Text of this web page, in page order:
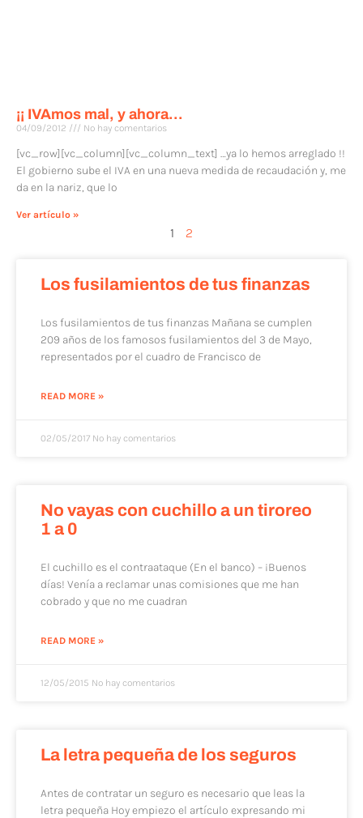
¡¡ IVAmos mal, y ahora…
04/09/2012 No hay comentarios
[vc_row][vc_column][vc_column_text] …ya lo hemos arreglado !!
El gobierno sube el IVA en una nueva medida de recaudación y, me
da en la nariz, que lo
Ver artículo »
1 2
Los fusilamientos de tus finanzas
Los fusilamientos de tus finanzas Mañana se cumplen
209 años de los famosos fusilamientos del 3 de Mayo,
representados por el cuadro de Francisco de
READ MORE »
02/05/2017 No hay comentarios
No vayas con cuchillo a un tiroreo
1 a 0
El cuchillo es el contraataque (En el banco) – ¡Buenos
días! Venía a reclamar unas comisiones que me han
cobrado y que no me cuadran
READ MORE »
12/05/2015 No hay comentarios
La letra pequeña de los seguros
Antes de contratar un seguro es necesario que leas la
letra pequeña Hoy empiezo el artículo expresando mi